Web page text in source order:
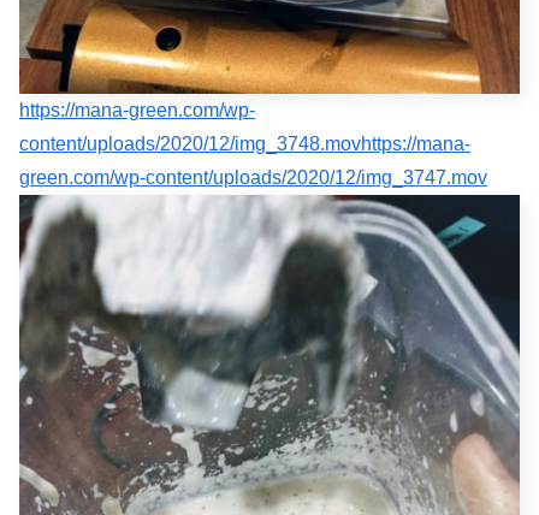
https://mana-green.com/wp-
content/uploads/2020/12/img_3748.movhttps://mana-
green.com/wp-content/uploads/2020/12/img_3747.mov